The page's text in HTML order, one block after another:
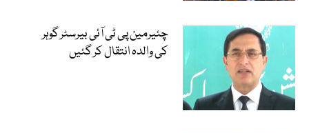
چئیرمین پی ٹی آئی بیرسٹر گوہر
کی والدہ انتقال کر گئیں